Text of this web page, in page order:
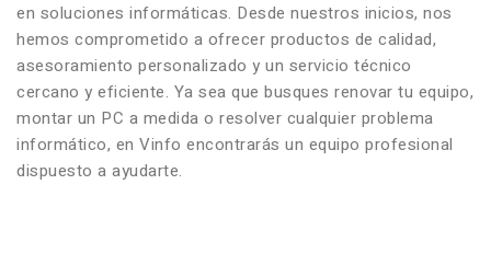
en soluciones informáticas. Desde nuestros inicios, nos
hemos comprometido a ofrecer productos de calidad,
asesoramiento personalizado y un servicio técnico
cercano y eficiente. Ya sea que busques renovar tu equipo,
montar un PC a medida o resolver cualquier problema
informático, en Vinfo encontrarás un equipo profesional
dispuesto a ayudarte.